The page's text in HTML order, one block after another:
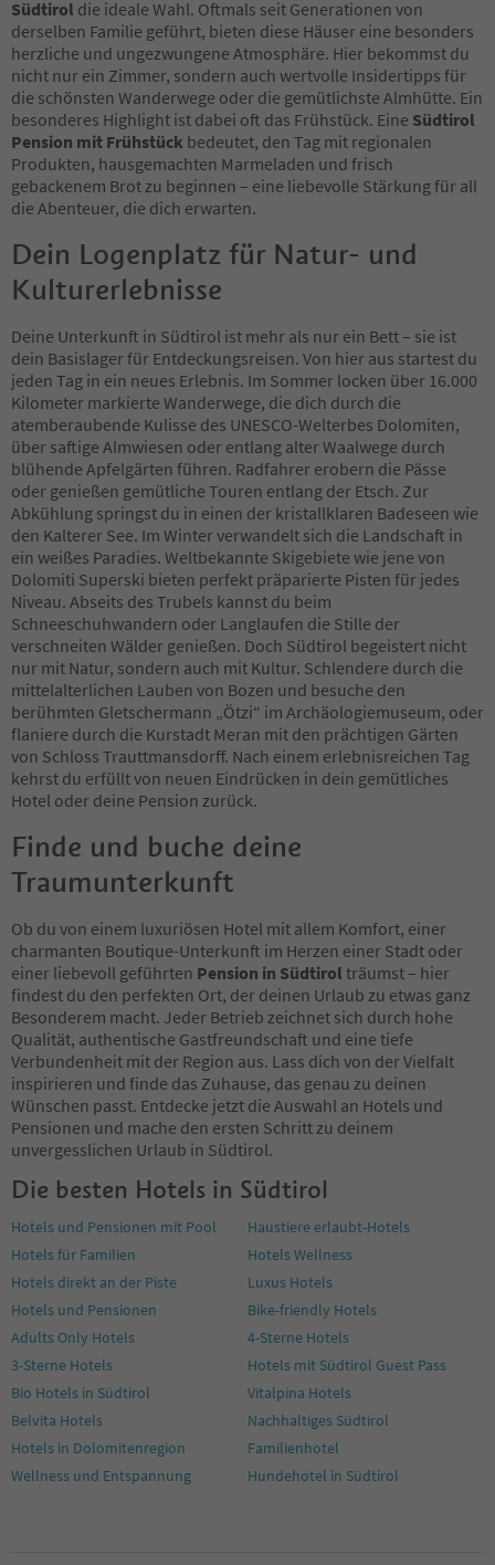
47
48
49
50
51
52
53
54
55
56
57
58
59
60
61
62
63
64
65
66
67
68
69
70
71
72
73
74
75
76
77
78
79
80
81
82
84
85
86
88
89
90
91
92
93
94
95
96
97
98
100
102
103
104
105
107
108
109
110
112
113
Südtirol die ideale Wahl. Oftmals seit Generationen von
derselben Familie geführt, bieten diese Häuser eine besonders
herzliche und ungezwungene Atmosphäre. Hier bekommst du
nicht nur ein Zimmer, sondern auch wertvolle Insidertipps für
die schönsten Wanderwege oder die gemütlichste Almhütte. Ein
besonderes Highlight ist dabei oft das Frühstück. Eine Südtirol
Pension mit Frühstück bedeutet, den Tag mit regionalen
Produkten, hausgemachten Marmeladen und frisch
gebackenem Brot zu beginnen – eine liebevolle Stärkung für all
die Abenteuer, die dich erwarten.
Dein Logenplatz für Natur- und
Kulturerlebnisse
Deine Unterkunft in Südtirol ist mehr als nur ein Bett – sie ist
dein Basislager für Entdeckungsreisen. Von hier aus startest du
jeden Tag in ein neues Erlebnis. Im Sommer locken über 16.000
Kilometer markierte Wanderwege, die dich durch die
atemberaubende Kulisse des UNESCO-Welterbes Dolomiten,
über saftige Almwiesen oder entlang alter Waalwege durch
blühende Apfelgärten führen. Radfahrer erobern die Pässe
oder genießen gemütliche Touren entlang der Etsch. Zur
Abkühlung springst du in einen der kristallklaren Badeseen wie
den Kalterer See. Im Winter verwandelt sich die Landschaft in
ein weißes Paradies. Weltbekannte Skigebiete wie jene von
Dolomiti Superski bieten perfekt präparierte Pisten für jedes
Niveau. Abseits des Trubels kannst du beim
Schneeschuhwandern oder Langlaufen die Stille der
verschneiten Wälder genießen. Doch Südtirol begeistert nicht
nur mit Natur, sondern auch mit Kultur. Schlendere durch die
mittelalterlichen Lauben von Bozen und besuche den
berühmten Gletschermann „Ötzi“ im Archäologiemuseum, oder
flaniere durch die Kurstadt Meran mit den prächtigen Gärten
von Schloss Trauttmansdorff. Nach einem erlebnisreichen Tag
kehrst du erfüllt von neuen Eindrücken in dein gemütliches
Hotel oder deine Pension zurück.
Finde und buche deine
Traumunterkunft
Ob du von einem luxuriösen Hotel mit allem Komfort, einer
charmanten Boutique-Unterkunft im Herzen einer Stadt oder
einer liebevoll geführten Pension in Südtirol träumst – hier
findest du den perfekten Ort, der deinen Urlaub zu etwas ganz
Besonderem macht. Jeder Betrieb zeichnet sich durch hohe
Qualität, authentische Gastfreundschaft und eine tiefe
Verbundenheit mit der Region aus. Lass dich von der Vielfalt
inspirieren und finde das Zuhause, das genau zu deinen
Wünschen passt. Entdecke jetzt die Auswahl an Hotels und
Pensionen und mache den ersten Schritt zu deinem
unvergesslichen Urlaub in Südtirol.
Die besten Hotels in Südtirol
Hotels und Pensionen mit Pool
Haustiere erlaubt-Hotels
Hotels für Familien
Hotels Wellness
Hotels direkt an der Piste
Luxus Hotels
Hotels und Pensionen
Bike-friendly Hotels
Adults Only Hotels
4-Sterne Hotels
3-Sterne Hotels
Hotels mit Südtirol Guest Pass
Bio Hotels in Südtirol
Vitalpina Hotels
Belvita Hotels
Nachhaltiges Südtirol
Hotels in Dolomitenregion
Familienhotel
Wellness und Entspannung
Hundehotel in Südtirol